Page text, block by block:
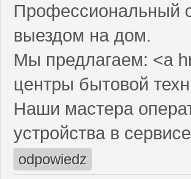
Профессиональный
выездом на дом.
Мы предлагаем: <a
центры бытовой
Наши мастера
устройства в
odpowiedz